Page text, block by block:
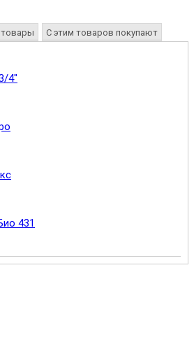
4"
431
С этим товаров покупают